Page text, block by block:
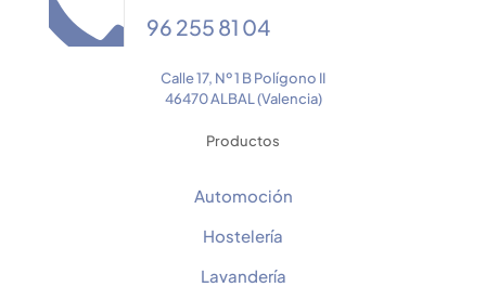
96 255 81 04
Calle 17, Nº 1 B Polígono II
46470 ALBAL (Valencia)
Productos
Automoción
Hostelería
Lavandería